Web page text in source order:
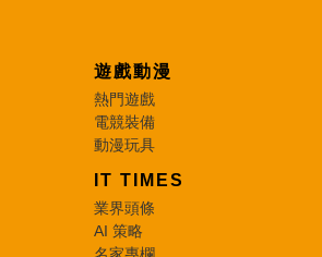
遊戲動漫
熱門遊戲
電競裝備
動漫玩具
IT TIMES
業界頭條
AI 策略